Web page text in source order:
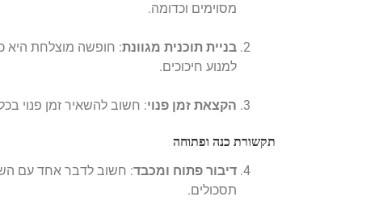
מסוימים וכדומה.
בניית תוכנית מגוונת: חופשה מוצלחת היא
למנוע חיכוכים.
הקצאת זמן פנוי: חשוב להשאיר זמן פנוי
תקשורת כנה ופתוחה
דיבור פתוח ומכבד: חשוב לדבר אחד עם
תסכולים.